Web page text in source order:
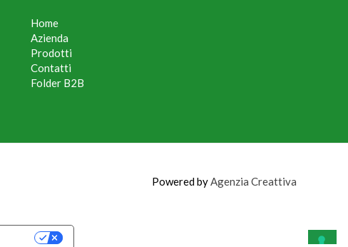
Home
Azienda
Prodotti
Contatti
Folder B2B
Powered byAgenzia Creattiva